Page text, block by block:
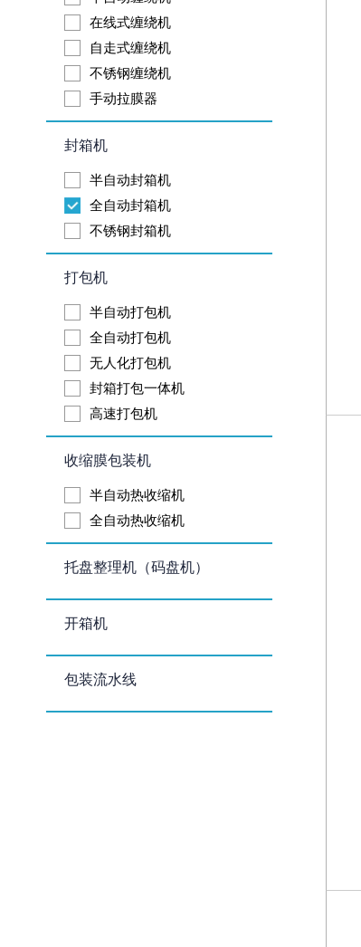
在线式缠绕机
自走式缠绕机
不锈钢缠绕机
手动拉膜器
封箱机
半自动封箱机
全自动封箱机
不锈钢封箱机
打包机
半自动打包机
全自动打包机
无人化打包机
封箱打包一体机
高速打包机
收缩膜包装机
半自动热收缩机
全自动热收缩机
托盘整理机（码盘机）
开箱机
包装流水线